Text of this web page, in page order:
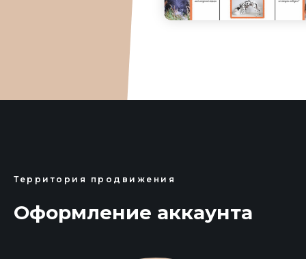
Территория продвижения
Оформление аккаунта